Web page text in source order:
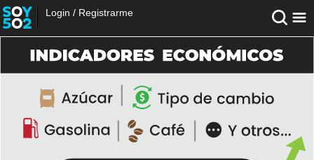
Login / Registrarme